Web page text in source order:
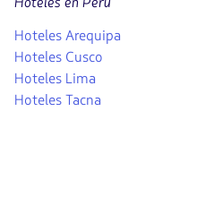
Hoteles Arequipa
Hoteles Cusco
Hoteles Lima
Hoteles Tacna